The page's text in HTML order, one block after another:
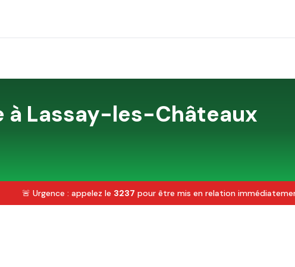
à Lassay-les-Châteaux
🚨 Urgence : appelez le 3237 pour être mis en relation